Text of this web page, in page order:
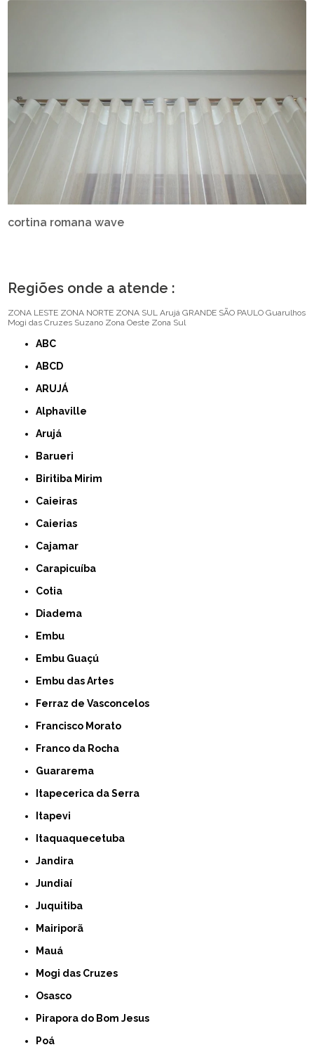
cortina romana wave
Regiões onde a atende :
ZONA LESTE ZONA NORTE ZONA SUL Arujá GRANDE SÃO PAULO Guarulhos
Mogi das Cruzes Suzano Zona Oeste Zona Sul
ABC
ABCD
ARUJÁ
Alphaville
Arujá
Barueri
Biritiba Mirim
Caieiras
Caierias
Cajamar
Carapicuíba
Cotia
Diadema
Embu
Embu Guaçú
Embu das Artes
Ferraz de Vasconcelos
Francisco Morato
Franco da Rocha
Guararema
Itapecerica da Serra
Itapevi
Itaquaquecetuba
Jandira
Jundiaí
Juquitiba
Mairiporã
Mauá
Mogi das Cruzes
Osasco
Pirapora do Bom Jesus
Poá